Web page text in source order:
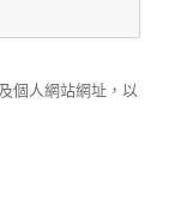
個人網站網址，以